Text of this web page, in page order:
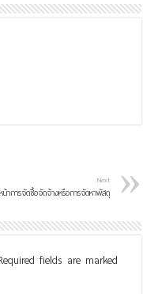
Next
น้าการจัดซื้อจัดจ้างหรือการจัดหาพัสดุ
fields are marked